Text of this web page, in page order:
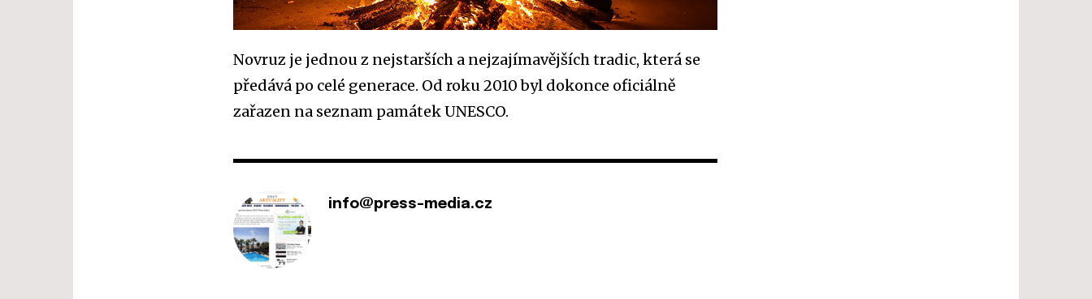
Novruz je jednou z nejstarších a nejzajímavějších tradic, která se
předává po celé generace. Od roku 2010 byl dokonce oficiálně
zařazen na seznam památek UNESCO.
info@press-media.cz